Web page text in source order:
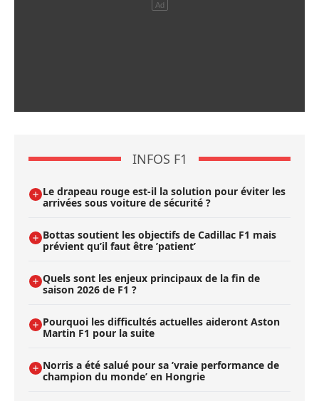
INFOS F1
Le drapeau rouge est-il la solution pour éviter les
arrivées sous voiture de sécurité ?
Bottas soutient les objectifs de Cadillac F1 mais
prévient qu’il faut être ’patient’
Quels sont les enjeux principaux de la fin de
saison 2026 de F1 ?
Pourquoi les difficultés actuelles aideront Aston
Martin F1 pour la suite
Norris a été salué pour sa ’vraie performance de
champion du monde’ en Hongrie